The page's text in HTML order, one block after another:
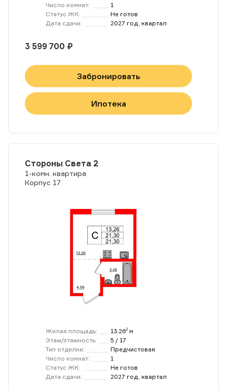
Число комнат:
1
Статус ЖК:
Не готов
Дата сдачи:
2027 год, квартал
3 599 700 ₽
Забронировать
Ипотека
Стороны Света 2
1-комн. квартира
Корпус 17
Жилая площадь: 13.262 м
Этаж/этажность:
5 / 17
Тип отделки:
Предчистовая
Число комнат:
1
Статус ЖК:
Не готов
Дата сдачи:
2027 год, квартал